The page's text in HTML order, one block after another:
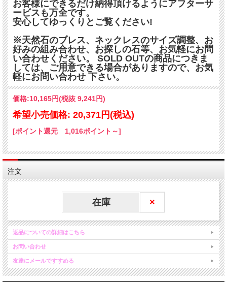
お客様にできるだけ納得頂けるようにアフターサ
ービスも万全です。
安心してゆっくりとご覧ください!
※天然石のブレス、ネックレスのサイズ調整、お
好みの組み合わせ、お探しの石等、お気軽にお問
い合わせください。 SOLD OUTの商品につきま
しては、ご用意できる場合がありますので、お気
軽にお問い合わせ 下さい。
価格:10,165円(税抜 9,241円)
希望小売価格: 20,371円(税込)
[ポイント還元 1,016ポイント～]
注文
在庫 ×
返品についての詳細はこちら
お問い合わせ
友達にメールですすめる